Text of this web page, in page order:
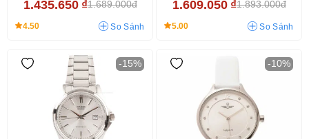
1.435.650 ₫1.689.000đ
4.50 So Sánh
1.609.050 ₫1.893.000đ
5.00 So Sánh
-15% -10%